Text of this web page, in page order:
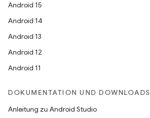
Android 15
Android 14
Android 13
Android 12
Android 11
DOKUMENTATION UND DOWNLOADS
Anleitung zu Android Studio